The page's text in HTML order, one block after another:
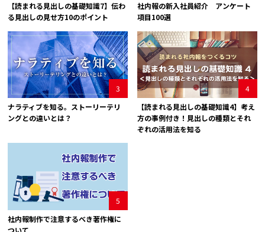
【読まれる見出しの基礎知識7】伝わ
る見出しの見せ方10のポイント
社内報の新入社員紹介 アンケート
項目100選
3
ナラティブを知る。ストーリーテリ
ングとの違いとは？
4
【読まれる見出しの基礎知識4】考え
方の事例付き！見出しの種類とそれ
ぞれの活用法を知る
5
社内報制作で注意するべき著作権に
ついて